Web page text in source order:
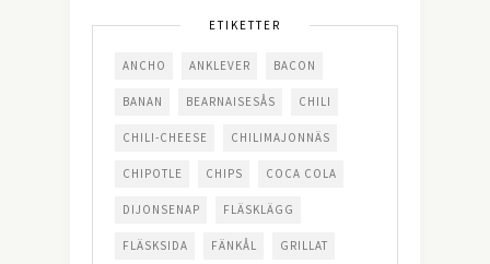
ETIKETTER
ANCHO ANKLEVER BACON
BANAN BEARNAISESÅS CHILI
CHILI-CHEESE CHILIMAJONNÄS
CHIPOTLE CHIPS COCA COLA
DIJONSENAP FLÄSKLÄGG
FLÄSKSIDA FÄNKÅL GRILLAT